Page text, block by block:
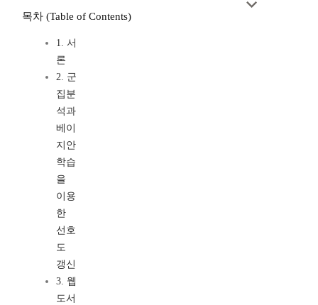
목차 (Table of Contents)
1. 서
론
2. 군
집분
석과
베이
지안
학습
을
이용
한
선호
도
갱신
3. 웹
도서